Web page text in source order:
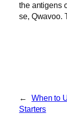
the antigens
se, Qwavoo.
←
When to
Starters